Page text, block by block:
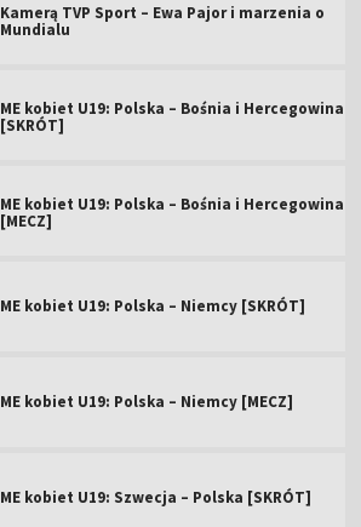
Kamerą TVP Sport – Ewa Pajor i marzenia o
Mundialu
ME kobiet U19: Polska – Bośnia i Hercegowina
[SKRÓT]
ME kobiet U19: Polska – Bośnia i Hercegowina
[MECZ]
ME kobiet U19: Polska – Niemcy [SKRÓT]
ME kobiet U19: Polska – Niemcy [MECZ]
ME kobiet U19: Szwecja – Polska [SKRÓT]